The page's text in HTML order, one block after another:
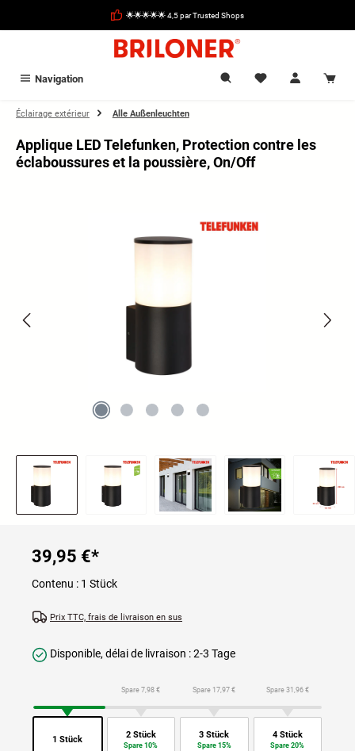
🌟🌟🌟🌟🌟 4,5 par Trusted Shops
Navigation
Éclairage extérieur Alle Außenleuchten
Applique LED Telefunken, Protection contre les
éclaboussures et la poussière, On/Off
39,95 €*
Contenu : 1 Stück
Prix TTC, frais de livraison en sus
Disponible, délai de livraison : 2-3 Tage
1 Stück
Spare 7,98 €
2 Stück
Spare 10%
Spare 17,97 €
3 Stück
Spare 15%
Spare 31,96 €
4 Stück
Spare 20%